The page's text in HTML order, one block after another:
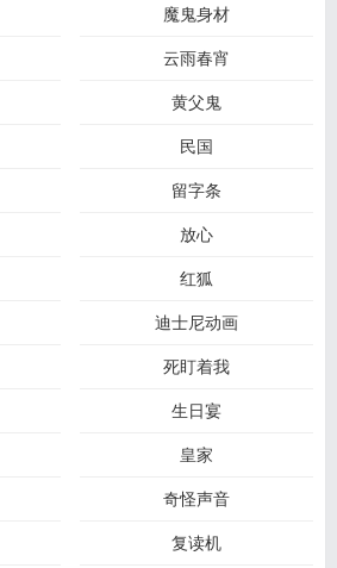
魔鬼身材
云雨春宵
黄父鬼
民国
留字条
放心
红狐
迪士尼动画
死盯着我
生日宴
皇家
奇怪声音
复读机